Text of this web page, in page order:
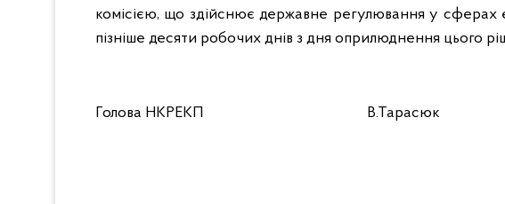
комісією, що здійснює державне регулювання у сферах
пізніше десяти робочих днів з дня оприлюднення цього
Голова НКРЕКП В.Тарасюк